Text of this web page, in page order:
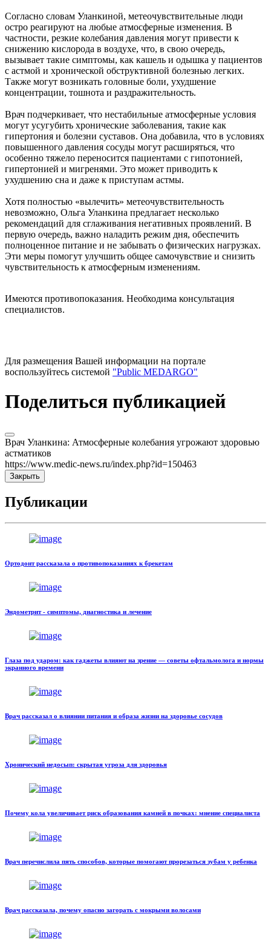
Согласно словам Уланкиной, метеочувствительные люди
остро реагируют на любые атмосферные изменения. В
частности, резкие колебания давления могут привести к
снижению кислорода в воздухе, что, в свою очередь,
вызывает такие симптомы, как кашель и одышка у пациентов
с астмой и хронической обструктивной болезнью легких.
Также могут возникать головные боли, ухудшение
концентрации, тошнота и раздражительность.
Врач подчеркивает, что нестабильные атмосферные условия
могут усугубить хронические заболевания, такие как
гипертония и болезни суставов. Она добавила, что в условиях
повышенного давления сосуды могут расширяться, что
особенно тяжело переносится пациентами с гипотонией,
гипертонией и мигренями. Это может приводить к
ухудшению сна и даже к приступам астмы.
Хотя полностью «вылечить» метеочувствительность
невозможно, Ольга Уланкина предлагает несколько
рекомендаций для сглаживания негативных проявлений. В
первую очередь, важно наладить режим дня, обеспечить
полноценное питание и не забывать о физических нагрузках.
Эти меры помогут улучшить общее самочувствие и снизить
чувствительность к атмосферным изменениям.
Имеются противопоказания. Необходима консультация
специалистов.
Для размещения Вашей информации на портале
воспользуйтесь системой "Public MEDARGO"
Поделиться публикацией
Врач Уланкина: Атмосферные колебания угрожают здоровью
астматиков
https://www.medic-news.ru/index.php?id=150463
Закрыть
Публикации
Ортодонт рассказала о противопоказаниях к брекетам
Эндометрит - симптомы, диагностика и лечение
Глаза под ударом: как гаджеты влияют на зрение — советы офтальмолога и нормы
экранного времени
Врач рассказал о влиянии питания и образа жизни на здоровье сосудов
Хронический недосып: скрытая угроза для здоровья
Почему кола увеличивает риск образования камней в почках: мнение специалиста
Врач перечислила пять способов, которые помогают прорезаться зубам у ребенка
Врач рассказала, почему опасно загорать с мокрыми волосами